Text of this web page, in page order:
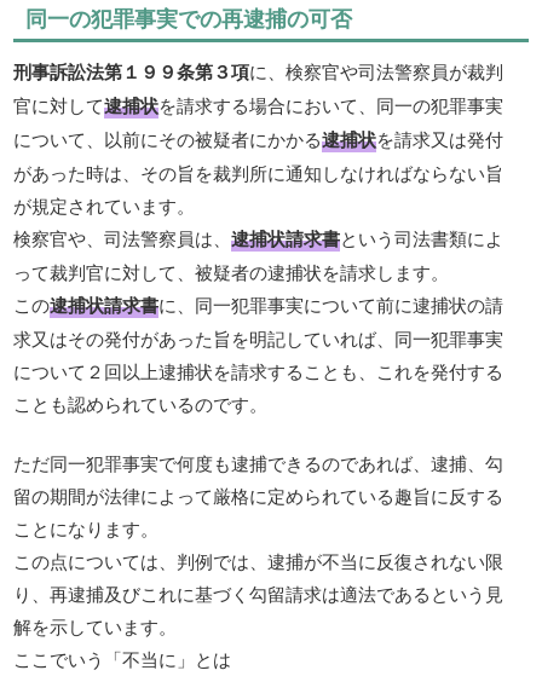
同一の犯罪事実での再逮捕の可否
刑事訴訟法第１９９条第３項に、検察官や司法警察員が裁判
官に対して逮捕状を請求する場合において、同一の犯罪事実
について、以前にその被疑者にかかる逮捕状を請求又は発付
があった時は、その旨を裁判所に通知しなければならない旨
が規定されています。
検察官や、司法警察員は、逮捕状請求書という司法書類によ
って裁判官に対して、被疑者の逮捕状を請求します。
この逮捕状請求書に、同一犯罪事実について前に逮捕状の請
求又はその発付があった旨を明記していれば、同一犯罪事実
について２回以上逮捕状を請求することも、これを発付する
ことも認められているのです。
ただ同一犯罪事実で何度も逮捕できるのであれば、逮捕、勾
留の期間が法律によって厳格に定められている趣旨に反する
ことになります。
この点については、判例では、逮捕が不当に反復されない限
り、再逮捕及びこれに基づく勾留請求は適法であるという見
解を示しています。
ここでいう「不当に」とは